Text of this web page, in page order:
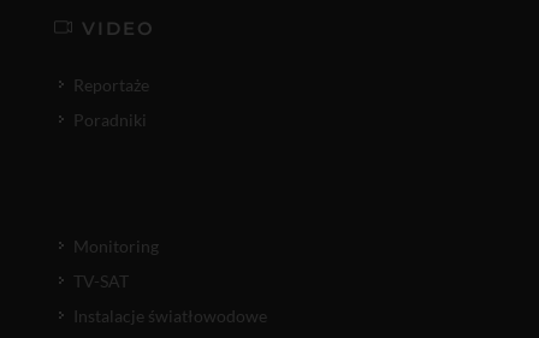
VIDEO
Reportaże
Poradniki
Monitoring
TV-SAT
Instalacje światłowodowe